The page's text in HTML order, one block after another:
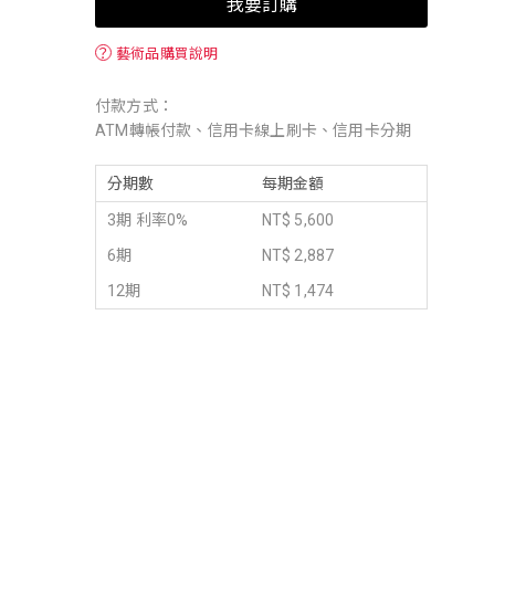
？ 藝術品購買說明
付款方式：
ATM轉帳付款、信用卡線上刷卡、信用卡分期
分期數 每期金額
3期 利率0%
NT$ 5,600
6期
NT$ 2,887
12期
NT$ 1,474